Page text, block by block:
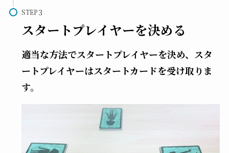
STEP
スタートプレイヤーを決める
適当な方法でスタートプレイヤーを決め、スタ
ートプレイヤーはスタートカードを受け取りま
す。